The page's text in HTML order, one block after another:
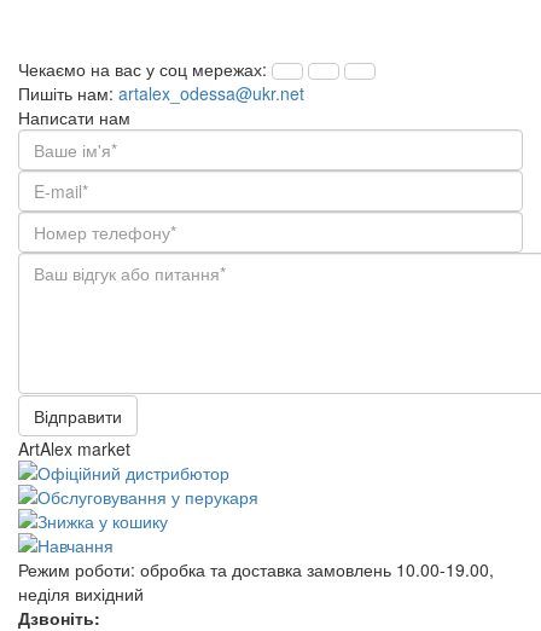
Чекаємо на вас у соц мережах:
Пишіть нам: artalex_odessa@ukr.net
Написати нам
Відправити
ArtAlex market
Режим роботи: обробка та доставка замовлень 10.00-19.00,
неділя вихідний
Дзвоніть: